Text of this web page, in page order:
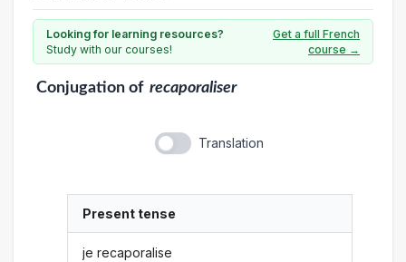
Looking for learning resources?
Study with our courses!
Get a full French
course →
Conjugationof recaporaliser
Translation
Present tense
je recaporalise